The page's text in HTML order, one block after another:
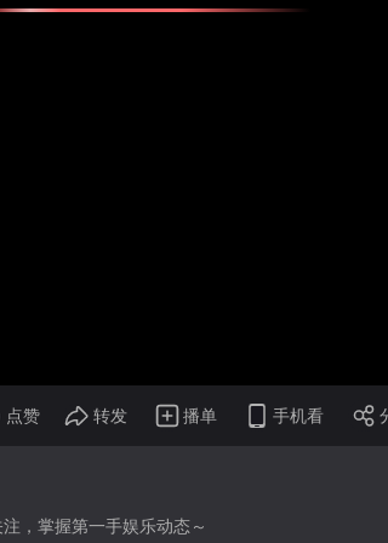
点赞 转发 播单 手机看
，掌握第一手娱乐动态～